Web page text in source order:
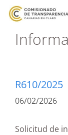
R610/2025
06/02/2026
Solicitud de